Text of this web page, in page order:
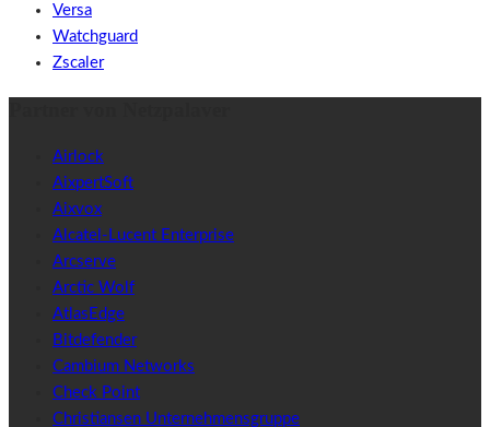
Versa
Watchguard
Zscaler
Airlock
AixpertSoft
Aixvox
Alcatel-Lucent Enterprise
Arcserve
Arctic Wolf
AtlasEdge
Bitdefender
Cambium Networks
Check Point
Christiansen Unternehmensgruppe